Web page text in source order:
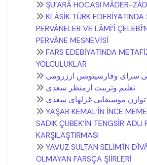
ŞU’ARÂ HOCASI MÂDER-
KLÂSİK TÜRK EDEBİYATINDA
PERVÂNELER VE LÂMİ’Î
PERVÂNE MESNEVİSİ
FARS EDEBİYATINDA
YOLCULUKLAR
سرای وفارسینويس ارزرومی
تعلیم وتربیت ازمنظر سعدی
توازن موسیقايی غزلهای سعدی
YAŞAR KEMAL’İN İNCE
SADIK ÇUBEK’İN TENGSİR ADLI
KARŞILAŞTIRMASI
YAVUZ SULTAN SELİM’İN
OLMAYAN FARSÇA ŞİİRLERİ